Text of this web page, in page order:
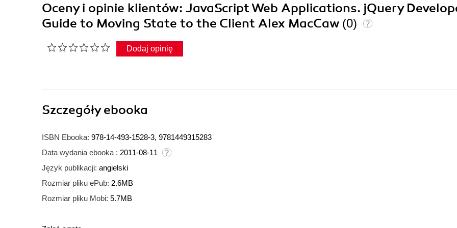
Oceny i opinie klientów: JavaScript Web Applications. jQuery
Guide to Moving State to the Client Alex MacCaw (0)
Dodaj opinię
Szczegółyebooka
ISBN Ebooka: 978-14-493-1528-3, 9781449315283
Data wydania ebooka : 2011-08-11
Język publikacji: angielski
Rozmiar pliku ePub: 2.6MB
Rozmiar pliku Mobi: 5.7MB